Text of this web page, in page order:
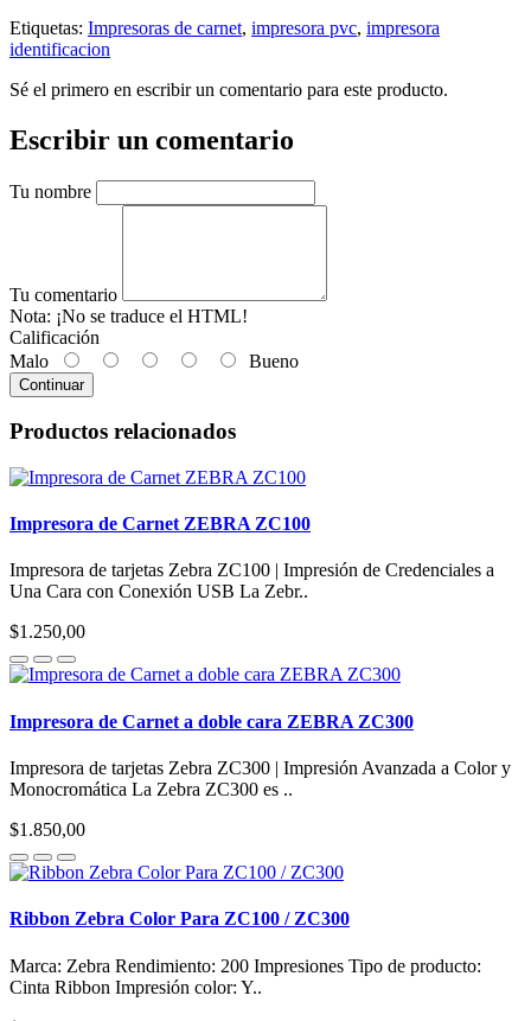
Etiquetas: Impresoras de carnet, impresora pvc, impresora
identificacion
Sé el primero en escribir un comentario para este producto.
Escribir un comentario
Tu nombre
Tu comentario
Nota: ¡No se traduce el HTML!
Calificación
Malo
Bueno
Continuar
Productos relacionados
Impresora de Carnet ZEBRA ZC100
Impresora de tarjetas Zebra ZC100 | Impresión de Credenciales a
Una Cara con Conexión USB La Zebr..
$1.250,00
Impresora de Carnet a doble cara ZEBRA ZC300
Impresora de tarjetas Zebra ZC300 | Impresión Avanzada a Color y
Monocromática La Zebra ZC300 es ..
$1.850,00
Ribbon Zebra Color Para ZC100 / ZC300
Marca: Zebra Rendimiento: 200 Impresiones Tipo de producto:
Cinta Ribbon Impresión color: Y..